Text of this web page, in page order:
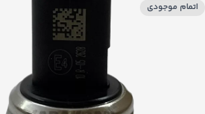
اتمام موجودی